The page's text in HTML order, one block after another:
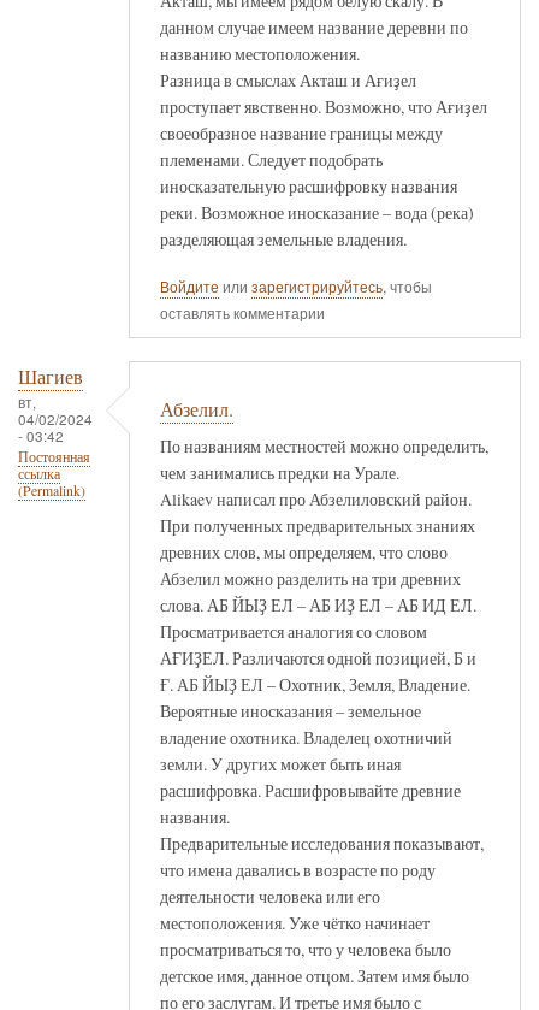
данном случае имеем название деревни по
названию местоположения.
Разница в смыслах Акташ и Ағиҙел
проступает явственно. Возможно, что Ағиҙел
своеобразное название границы между
племенами. Следует подобрать
иносказательную расшифровку названия
реки. Возможное иносказание – вода (река)
разделяющая земельные владения.
Войдите или зарегистрируйтесь, чтобы
оставлять комментарии
Шагиев
вт,
04/02/2024
- 03:42
Постоянная
ссылка
(Permalink)
Абзелил.
По названиям местностей можно определить,
чем занимались предки на Урале.
Alikaev написал про Абзелиловский район.
При полученных предварительных знаниях
древних слов, мы определяем, что слово
Абзелил можно разделить на три древних
слова. АБ ЙЫҘ ЕЛ – АБ ИҘ ЕЛ – АБ ИД ЕЛ.
Просматривается аналогия со словом
АҒИҘЕЛ. Различаются одной позицией, Б и
Ғ. АБ ЙЫҘ ЕЛ – Охотник, Земля, Владение.
Вероятные иносказания – земельное
владение охотника. Владелец охотничий
земли. У других может быть иная
расшифровка. Расшифровывайте древние
названия.
Предварительные исследования показывают,
что имена давались в возрасте по роду
деятельности человека или его
местоположения. Уже чётко начинает
просматриваться то, что у человека было
детское имя, данное отцом. Затем имя было
по его заслугам. И третье имя было с